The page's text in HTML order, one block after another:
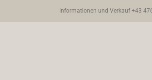
Informationen und Verkauf +43